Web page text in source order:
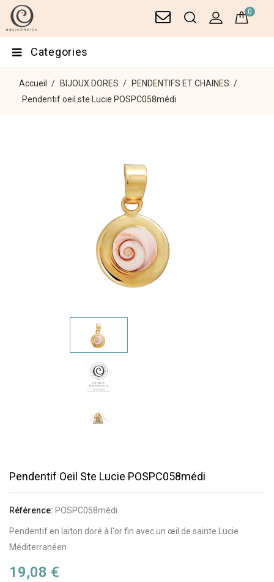
0
Categories
Accueil BIJOUX DORES
PENDENTIFS ET CHAINES
Pendentif oeil ste Lucie POSPC058médi
Pendentif Oeil Ste Lucie POSPC058médi
Référence: POSPC058médi
Pendentif en laiton doré à l'or fin avec un œil de sainte Lucie
Méditerranéen
19,08 €